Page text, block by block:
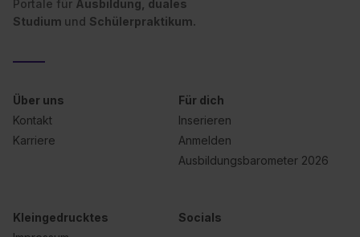
Portale für Ausbildung, duales
Studium und Schülerpraktikum.
Über uns
Kontakt
Karriere
Für dich
Inserieren
Anmelden
Ausbildungsbarometer 2026
Kleingedrucktes
Socials